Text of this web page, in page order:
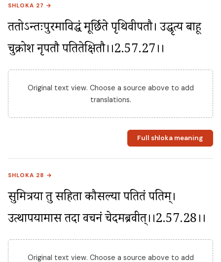
SHLOKA 27 →
ततोऽन्तःपुरमाविद्धं मूर्छिते पृथिवीपतौ। उद्धृत्य बाहू
चुक्रोश नृपतौ पतितेक्षितौ।।2.57.27।।
Original text view. Choose a source above to add
translations.
Full shloka meaning
SHLOKA 28 →
सुमित्रया तु सहिता कौसल्या पतितं पतिम्।
उत्थापयामास तदा वचनं चेदमब्रवीत्।।2.57.28।।
Original text view. Choose a source above to add